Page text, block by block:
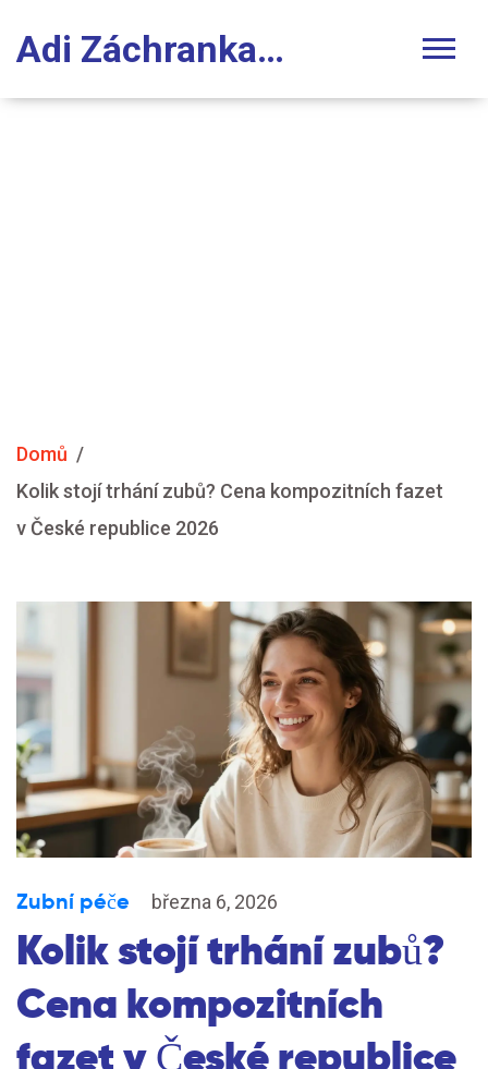
Adi Záchranka Stomatologie
Domů
Kolik stojí trhání zubů? Cena kompozitních fazet
v České republice 2026
Zubní péče března 6, 2026
Kolik stojí trhání zubů?
Cena kompozitních
fazet v České republice